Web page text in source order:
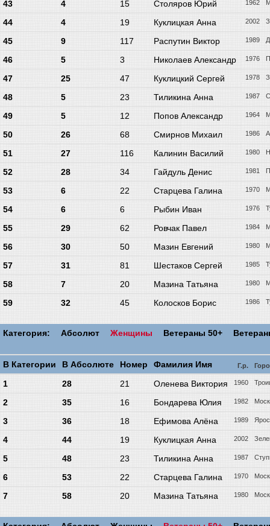
43 4 15 Столяров Юрий 1962
44 4 19 Куклицкая Анна 2002
45 9 117 Распутин Виктор 1989
46 5 3 Николаев Александр 1976
47 25 47 Куклицкий Сергей 1978
48 5 23 Тиликина Анна 1987
49 5 12 Попов Александр 1964
50 26 68 Смирнов Михаил 1986
51 27 116 Калинин Василий 1980
52 28 34 Гайдуль Денис 1981
53 6 22 Старцева Галина 1970
54 6 6 Рыбин Иван 1976
55 29 62 Ровчак Павел 1984
56 30 50 Мазин Евгений 1980
57 31 81 Шестаков Сергей 1985
58 7 20 Мазина Татьяна 1980
59 32 45 Колосков Борис 1986
Категория: Абсолют Женщины Ветераны 50+
В Категории В Абсолюте Номер Фамилия Имя Г.р.
1 28 21 Оленева Виктория 1960
2 35 16 Бондарева Юлия 1982
3 36 18 Ефимова Алёна 1989
4 44 19 Куклицкая Анна 2002
5 48 23 Тиликина Анна 1987
6 53 22 Старцева Галина 1970
7 58 20 Мазина Татьяна 1980